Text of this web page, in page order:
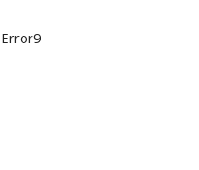
Error9